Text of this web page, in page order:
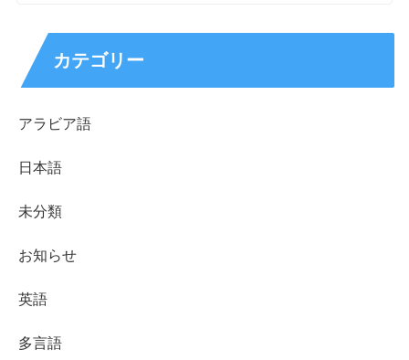
カテゴリー
アラビア語
日本語
未分類
お知らせ
英語
多言語